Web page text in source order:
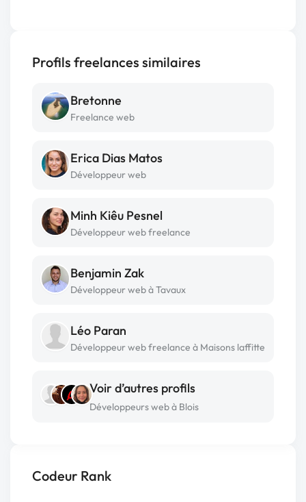
Codeur Rank
Profils freelances similaires
Bretonne
Freelance web
Erica Dias Matos
Développeur web
Minh Kiêu Pesnel
Développeur web freelance
Benjamin Zak
Développeur web à Tavaux
Léo Paran
Développeur web freelance à Maisons laffitte
Voir d’autres profils
Développeurs web à Blois